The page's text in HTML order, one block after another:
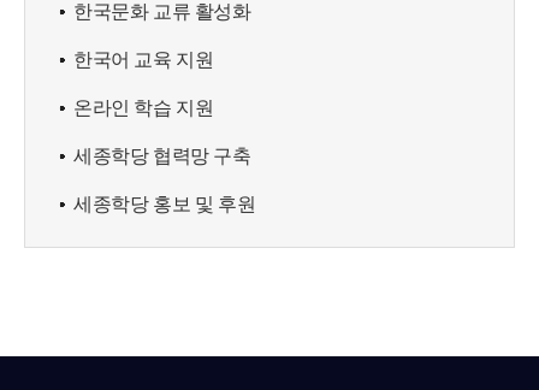
한국문화 교류 활성화
한국어 교육 지원
온라인 학습 지원
세종학당 협력망 구축
세종학당 홍보 및 후원